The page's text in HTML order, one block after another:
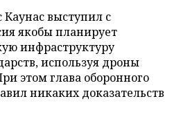
выступил с
якобы планирует
инфраструктуру
используя дроны
этом глава оборонного
никаких доказательств